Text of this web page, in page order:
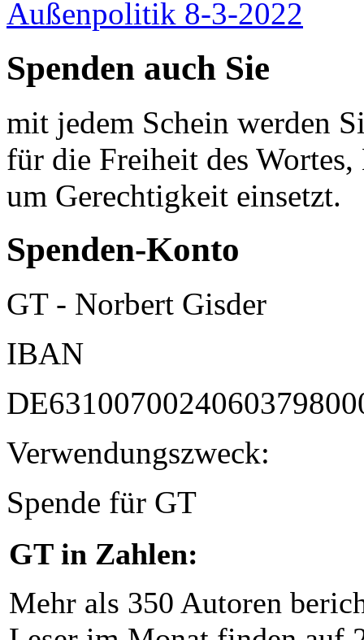
Außenpolitik 8-3-2022
Spenden auch Sie
mit jedem Schein werden
für die Freiheit des
um Gerechtigkeit einsetzt.
Spenden-Konto
GT - Norbert Gisder
IBAN
Verwendungszweck:
Spende für GT
GT in Zahlen:
Mehr als 350 Autoren